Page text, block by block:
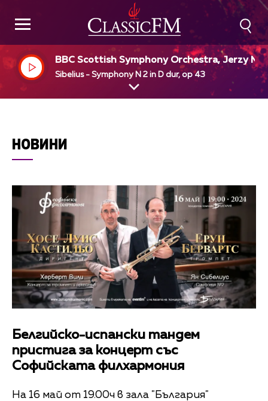
BBC Scottish Symphony Orchestra, Jerzy
imiuk, dir
Sibelius - Symphony N 2 in D dur, op 43
НОВИНИ
Белгийско-испански тандем
пристига за концерт със
Софийската филхармония
На 16 май от 19.00ч в зала "България"